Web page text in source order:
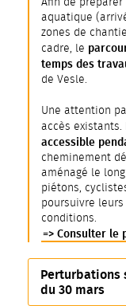
Afin de
aquatique
zones de
cadre, le
temps des
de Vesle.
Une attention
accès existants.
accessible
cheminement
aménagé le
piétons,
poursuivre
conditions.
=> Consulter le
Perturbations
du 30 mars